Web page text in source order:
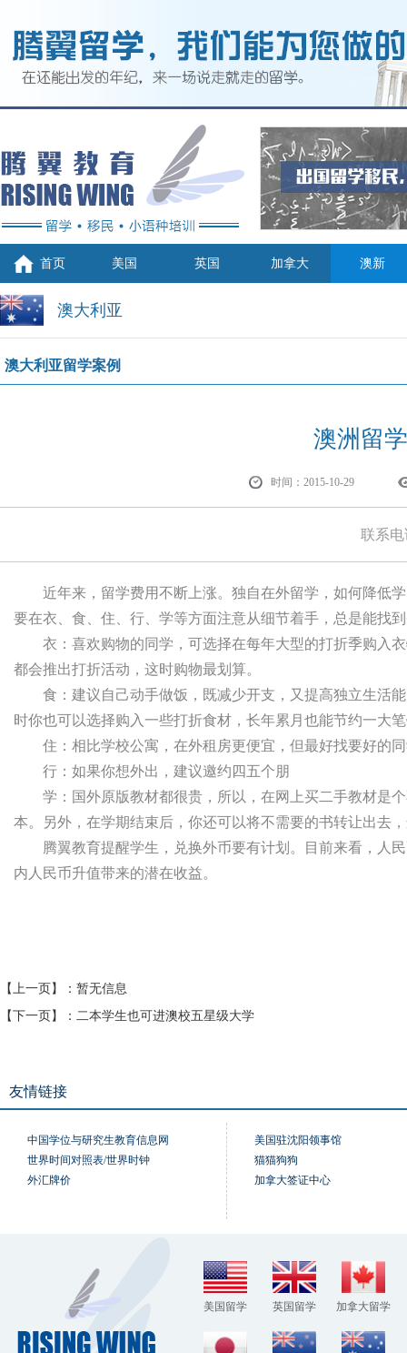
首页 美国 英国 加拿大 澳新
澳大利亚
澳大利亚留学案例
澳洲留
时间：2015-10-29
联系
近年来，留学费用不断上涨。独自在外留学，如何降低
要在衣、食、住、行、学等方面注意从细节着手，总是能找
衣：喜欢购物的同学，可选择在每年大型的打折季购入衣
都会推出打折活动，这时购物最划算。
食：建议自己动手做饭，既减少开支，又提高独立生活能
时你也可以选择购入一些打折食材，长年累月也能节约一大
住：相比学校公寓，在外租房更便宜，但最好找要好的同
行：如果你想外出，建议邀约四五个朋
学：国外原版教材都很贵，所以，在网上买二手教材是个
本。另外，在学期结束后，你还可以将不需要的书转让出去
腾翼教育提醒学生，兑换外币要有计划。目前来看，人民
内人民币升值带来的潜在收益。
【上一页】： 暂无信息
【下一页】： 二本学生也可进澳校五星级大学
友情链接
中国学位与研究生教育信息网
世界时间对照表/世界时钟
外汇牌价
美国驻沈阳领事馆
猫猫狗狗
加拿大签证中心
美国留学 英国留学 加拿大留学